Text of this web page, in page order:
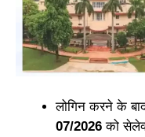
लोगिन करने के
07/2026 को